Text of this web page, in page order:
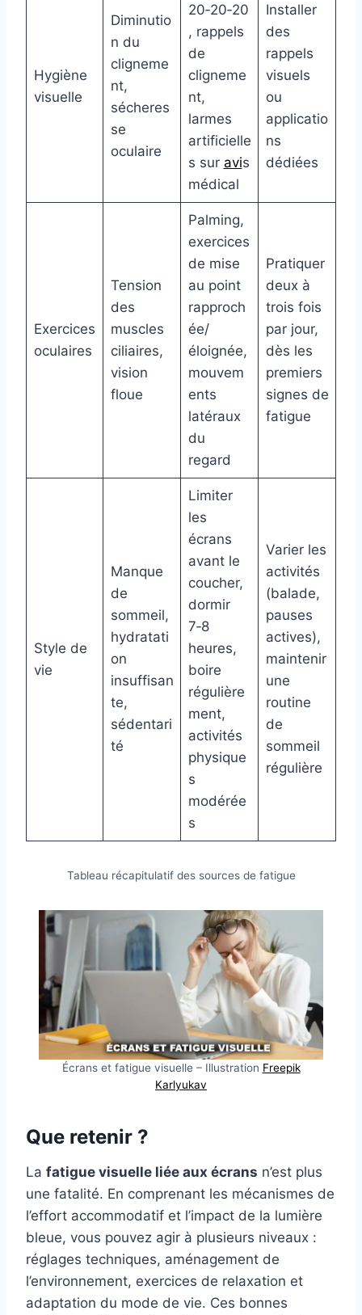
Hygiène
visuelle
Diminutio
n du
cligneme
nt,
sécheres
se
oculaire
20‑20‑20
, rappels
de
cligneme
nt,
larmes
artificielle
s sur avis
médical
Installer
des
rappels
visuels
ou
applicatio
ns
dédiées
Exercices
oculaires
Tension
des
muscles
ciliaires,
vision
floue
Palming,
exercices
de mise
au point
rapproch
ée/
éloignée,
mouvem
ents
latéraux
du
regard
Pratiquer
deux à
trois fois
par jour,
dès les
premiers
signes de
fatigue
Style de
vie
Manque
de
sommeil,
hydratati
on
insuffisan
te,
sédentari
té
Limiter
les
écrans
avant le
coucher,
dormir
7‑8
heures,
boire
régulière
ment,
activités
physique
s
modérée
s
Varier les
activités
(balade,
pauses
actives),
maintenir
une
routine
de
sommeil
régulière
Tableau récapitulatif des sources de fatigue
Écrans et fatigue visuelle – Illustration Freepik
Karlyukav
Que retenir ?
La fatigue visuelle liée aux écrans n’est plus
une fatalité. En comprenant les mécanismes de
l’effort accommodatif et l’impact de la lumière
bleue, vous pouvez agir à plusieurs niveaux :
réglages techniques, aménagement de
l’environnement, exercices de relaxation et
adaptation du mode de vie. Ces bonnes